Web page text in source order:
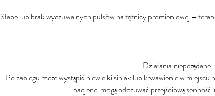
Słabe lub brak wyczuwalnych pulsów na tętnicy promieniowej –
___
Działania niepożądane:
Po zabiegu może wystąpić niewielki siniak lub krwawienie w
pacjenci mogą odczuwać przejściową senność